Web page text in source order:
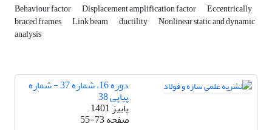
Behaviour factor Displacement amplification factor Eccentrically
braced frames Link beam ductility Nonlinear static and dynamic
analysis
دوره 16، شماره 37 - شماره
پیاپی 38
پاییز 1401
صفحه55-73